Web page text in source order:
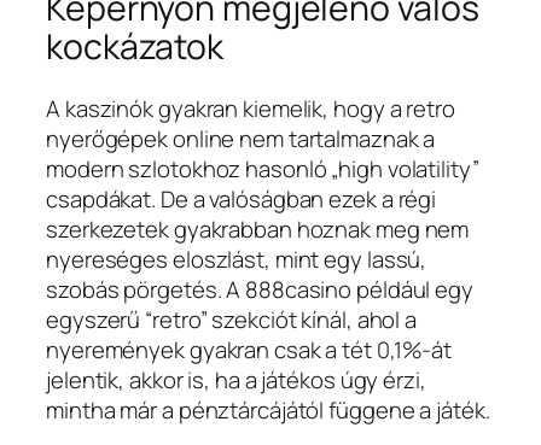
kockázatok
A kaszinók gyakran kiemelik, hogy a retro
nyerőgépek online nem tartalmaznak a
modern szlotokhoz hasonló „high volatility”
csapdákat. De a valóságban ezek a régi
szerkezetek gyakrabban hoznak meg nem
nyereséges eloszlást, mint egy lassú,
szobás pörgetés. A 888casino például egy
egyszerű “retro” szekciót kínál, ahol a
nyeremények gyakran csak a tét 0,1%-át
jelentik, akkor is, ha a játékos úgy érzi,
mintha már a pénztárcájától függene a játék.